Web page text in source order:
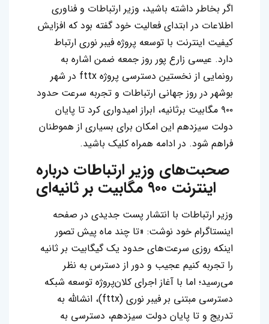
اگر بخاطر داشته باشید، وزیر ارتباطات و فناوری
اطلاعات در ابتدای فعالیت خود گفته بود که افزایش
کیفیت اینترنت با توسعه پروژه فیبر نوری ارتباط
دارد. عیسی زارع پور روز جمعه ضمن اشاره به
رونمایی از نخستین دسترسی‌ پروژه fttx در شهر
بوشهر در روز جهانی ارتباطات و تجربه سرعت حدود
۹۰۰ مگابیت برثانیه، ابراز امیدواری کرد تا پایان
دولت سیزدهم این امکان برای بسیاری از هموطنان
فراهم شود. در ادامه همراه کلیک باشید.
صحبت‌های وزیر ارتباطات درباره
اینترنت ۹۰۰ مگابیت بر ثانیه‌ای
وزیر ارتباطات با انتشار پست جدیدی در صفحه
اینستاگرام خود نوشت: «تا چند ماه پیش تصور
اینکه روزی سرعت‌های حدود یک گیگابیت بر ثانیه
را تجربه کنیم عجیب و دور از دسترس به نظر
می‌رسید؛ اما با آغاز اجرای کلان‌پروژه توسعه شبکه
دسترسی مبتنی بر فیبر نوری (fttx)، انشالله به
تدریج و تا پایان دولت سیزدهم، دسترسی به